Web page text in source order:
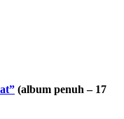
(album penuh – 17